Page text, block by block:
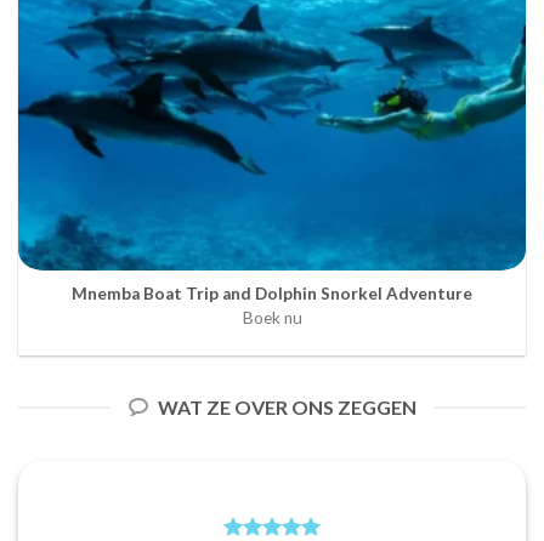
Mnemba Boat Trip and Dolphin Snorkel Adventure
Boek nu
WAT ZE OVER ONS ZEGGEN